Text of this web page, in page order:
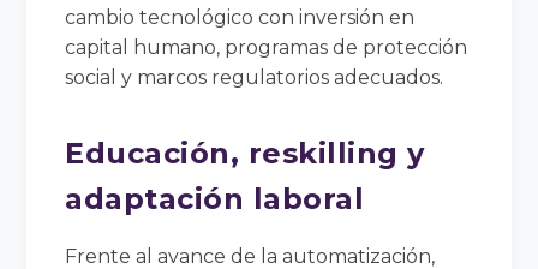
cambio tecnológico con inversión en
capital humano, programas de protección
social y marcos regulatorios adecuados.
Educación, reskilling y
adaptación laboral
Frente al avance de la automatización,